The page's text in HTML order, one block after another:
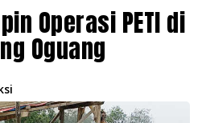
Operasi PETI di
Oguang